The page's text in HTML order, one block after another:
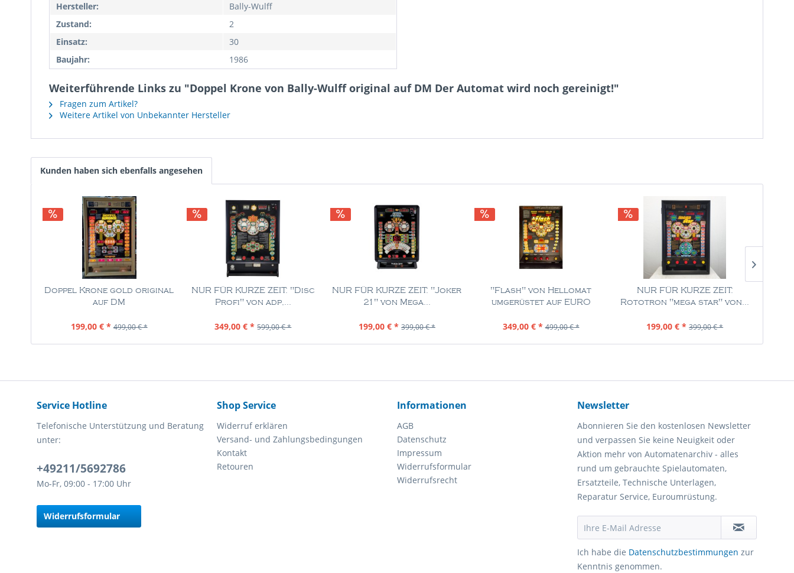
Hersteller:
Bally-Wulff
Zustand:
2
Einsatz:
30
Baujahr:
1986
Weiterführende Links zu "Doppel Krone von Bally-Wulff original auf DM Der Automat wird noch gereinigt!"
Fragen zum Artikel?
Weitere Artikel von Unbekannter Hersteller
Kunden haben sich ebenfalls angesehen
Doppel Krone gold original
auf DM
Inhalt1 Stück
199,00 € * 499,00 € *
NUR FÜR KURZE ZEIT: "Disc
Profi" von adp,...
Inhalt1 Stück
349,00 € * 599,00 € *
NUR FÜR KURZE ZEIT: "Joker
21" von Mega...
Inhalt1 Stück
199,00 € * 399,00 € *
"Flash" von Hellomat
umgerüstet auf EURO
Inhalt1 Stück
349,00 € * 499,00 € *
NUR FÜR KURZE ZEIT:
Rototron "mega star" von...
Inhalt1 Stück
199,00 € * 399,00 € *
Service Hotline
Telefonische Unterstützung und Beratung
unter:
+49211/5692786
Mo-Fr, 09:00 - 17:00 Uhr
Widerrufsformular
Shop Service
Widerruf erklären
Versand- und Zahlungsbedingungen
Kontakt
Retouren
Informationen
AGB
Datenschutz
Impressum
Widerrufsformular
Widerrufsrecht
Newsletter
Abonnieren Sie den kostenlosen Newsletter
und verpassen Sie keine Neuigkeit oder
Aktion mehr von Automatenarchiv - alles
rund um gebrauchte Spielautomaten,
Ersatzteile, Technische Unterlagen,
Reparatur Service, Euroumrüstung.
Ich habe die Datenschutzbestimmungen zur
Kenntnis genommen.